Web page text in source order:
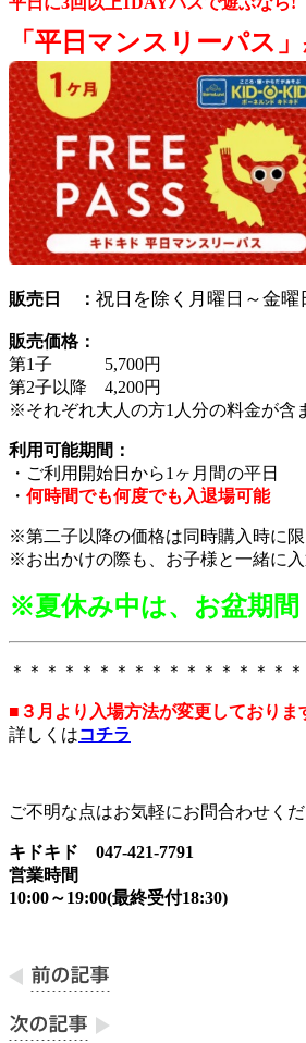
「平日マンスリーパス」
販売日 ： 祝日を除く月曜日～金曜
販売価格：
第1子 5,700円
第2子以降 4,200円
※それぞれ大人の方1人分の料金が含
利用可能期間：
・ご利用開始日から1ヶ月間の平日
・ 何時間でも何度でも入退場可能
※第二子以降の価格は同時購入時に限
※お出かけの際も、お子様と一緒に入
※夏休み中は、お盆期間
＊＊＊＊＊＊＊＊＊＊＊＊＊＊＊＊＊
■３月より入場方法が変更しておりま
詳しくはコチラ
ご不明な点はお気軽にお問合わせくだ
キドキド 047-421-7791
営業時間
10:00～19:00(最終受付18:30)